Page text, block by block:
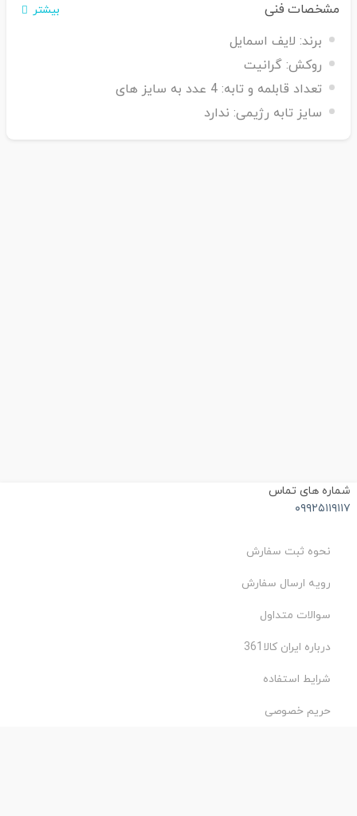
مشخصات فنی بیشتر
برند: لایف اسمایل
روکش: گرانیت
تعداد قابلمه و تابه: 4 عدد به سایز های
سایز تابه رژیمی: ندارد
های تماس
نحوه ثبت سفارش
رویه ارسال سفارش
سوالات متداول
درباره ایران کالا361
شرایط استفاده
حریم خصوصی